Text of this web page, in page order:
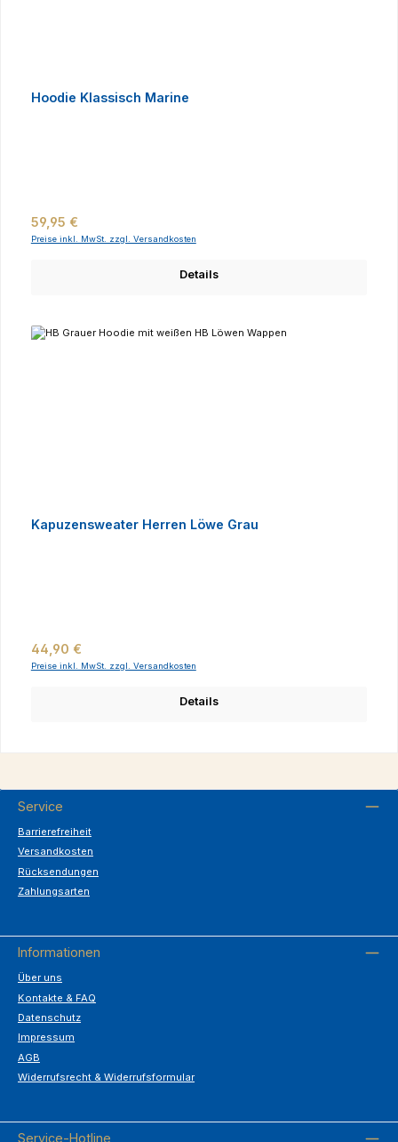
Hoodie Klassisch Marine
Regulärer Preis:
59,95 €
Preise inkl. MwSt. zzgl. Versandkosten
Details
Kapuzensweater Herren Löwe Grau
Regulärer Preis:
44,90 €
Preise inkl. MwSt. zzgl. Versandkosten
Details
Service
Barrierefreiheit
Versandkosten
Rücksendungen
Zahlungsarten
Informationen
Über uns
Kontakte & FAQ
Datenschutz
Impressum
AGB
Widerrufsrecht & Widerrufsformular
Service-Hotline